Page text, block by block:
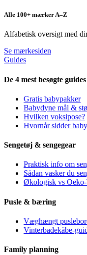
Alle 100+ mærker A–Z
Alfabetisk oversigt med
Se mærkesiden
Guides
De 4 mest besøgte guides
Gratis babypakker
Babydyne mål &
Hvilken voksipose?
Hvornår sidder
Sengetøj & sengegear
Praktisk info om
Sådan vasker du
Økologisk vs
Pusle & bæring
Væghængt
Vinterbadekåbe-
Family planning